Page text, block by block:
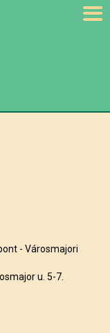
- Városmajori
u. 5-7.